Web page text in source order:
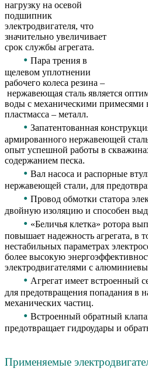
нагрузку на осевой
подшипник
электродвигателя, что
значительно увеличивает
срок службы агрегата.
• Пара трения в
щелевом уплотнении
рабочего колеса резина –
нержавеющая сталь является
воды с механическими примесями
пластмасса – металл.
• Запатентованная
армированного нержавеющей
опыт успешной работы в
содержанием песка.
• Вал насоса и распорные
нержавеющей стали, для
• Провод обмотки статора
двойную изоляцию и способен
• «Беличья клетка» ротора
повышает надежность агрегата, в
нестабильных параметрах
более высокую
электродвигателями с
• Агрегат имеет встроенный
для предотвращения попадания в
механических частиц.
• Встроенный обратный
предотвращает гидроудары и
Применяемые